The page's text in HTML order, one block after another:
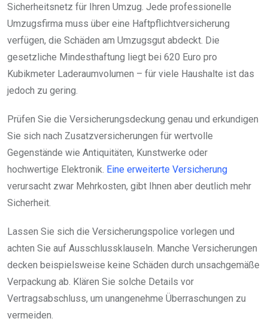
Sicherheitsnetz für Ihren Umzug. Jede professionelle
Umzugsfirma muss über eine Haftpflichtversicherung
verfügen, die Schäden am Umzugsgut abdeckt. Die
gesetzliche Mindesthaftung liegt bei 620 Euro pro
Kubikmeter Laderaumvolumen – für viele Haushalte ist das
jedoch zu gering.
Prüfen Sie die Versicherungsdeckung genau und erkundigen
Sie sich nach Zusatzversicherungen für wertvolle
Gegenstände wie Antiquitäten, Kunstwerke oder
hochwertige Elektronik. Eine erweiterte Versicherung
verursacht zwar Mehrkosten, gibt Ihnen aber deutlich mehr
Sicherheit.
Lassen Sie sich die Versicherungspolice vorlegen und
achten Sie auf Ausschlussklauseln. Manche Versicherungen
decken beispielsweise keine Schäden durch unsachgemäße
Verpackung ab. Klären Sie solche Details vor
Vertragsabschluss, um unangenehme Überraschungen zu
vermeiden.